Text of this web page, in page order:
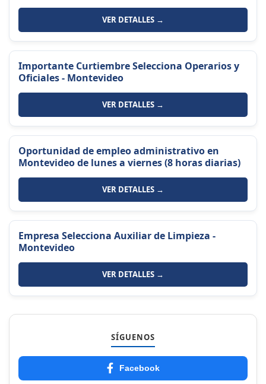
VER DETALLES →
Importante Curtiembre Selecciona Operarios y
Oficiales - Montevideo
VER DETALLES →
Oportunidad de empleo administrativo en
Montevideo de lunes a viernes (8 horas diarias)
VER DETALLES →
Empresa Selecciona Auxiliar de Limpieza -
Montevideo
VER DETALLES →
SÍGUENOS
Facebook